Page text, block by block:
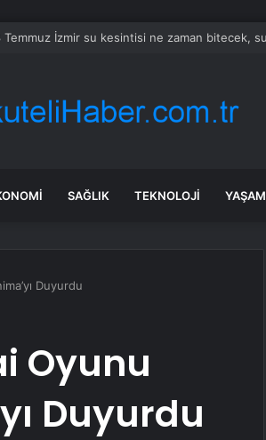
SAĞLIK TEKNOLOJI YAŞAM
Duyurdu
Oyunu
Duyurdu